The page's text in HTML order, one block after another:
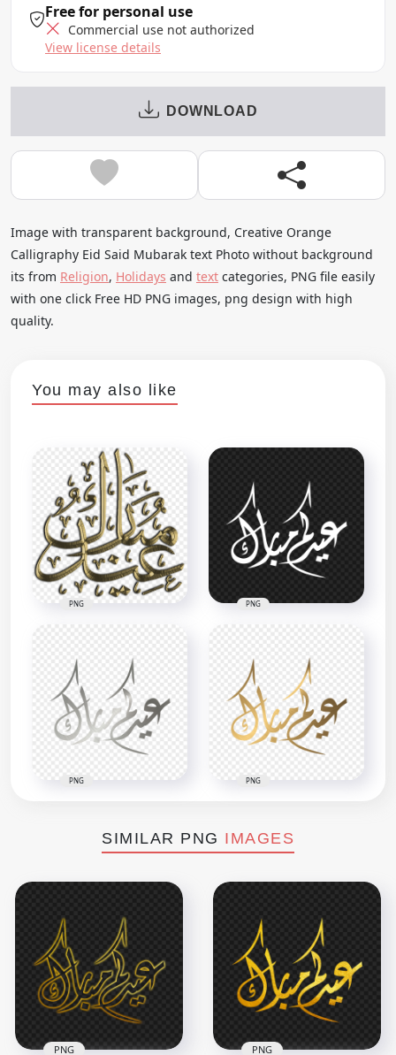
Free for personal use
Commercial use not authorized
View license details
DOWNLOAD
Image with transparent background, Creative Orange
Calligraphy Eid Said Mubarak text Photo without background
its from Religion, Holidays and text categories, PNG file easily
with one click Free HD PNG images, png design with high
quality.
You may also like
PNG PNG
PNG PNG
SIMILAR PNG IMAGES
PNG PNG